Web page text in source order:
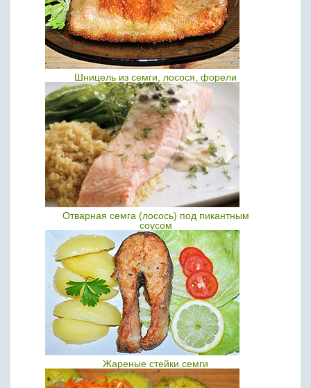
Шницель из семги, лосося, форели
Отварная семга (лосось) под пикантным
соусом
Жареные стейки семги